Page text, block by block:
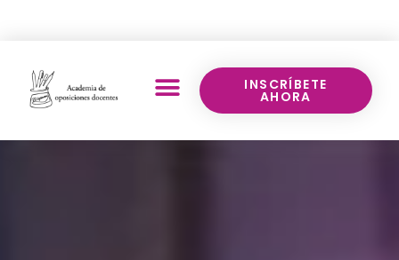
INSCRÍBETE
AHORA